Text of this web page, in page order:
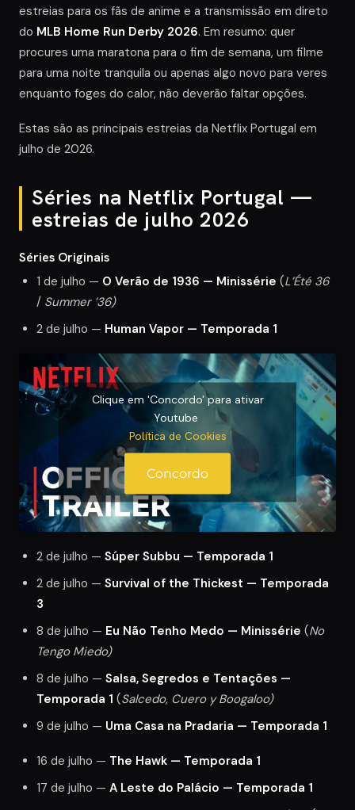
estreias para os fãs de anime e a transmissão em direto
do MLB Home Run Derby 2026. Em resumo: quer
procures uma maratona para o fim de semana, um filme
para uma noite tranquila ou apenas algo novo para veres
enquanto foges do calor, não deverão faltar opções.
Estas são as principais estreias da Netflix Portugal em
julho de 2026.
Séries na Netflix Portugal —
estreias de julho 2026
Séries Originais
1 de julho — O Verão de 1936 — Minissérie (L’Été 36
/ Summer ’36)
2 de julho — Human Vapor — Temporada 1
Clique em 'Concordo' para ativar
Youtube
Política de Cookies
Concordo
2 de julho — Súper Subbu — Temporada 1
2 de julho — Survival of the Thickest — Temporada
3
8 de julho — Eu Não Tenho Medo — Minissérie (No
Tengo Miedo)
8 de julho — Salsa, Segredos e Tentações —
Temporada 1 (Salcedo, Cuero y Boogaloo)
9 de julho — Uma Casa na Pradaria — Temporada 1
16 de julho — The Hawk — Temporada 1
17 de julho — A Leste do Palácio — Temporada 1